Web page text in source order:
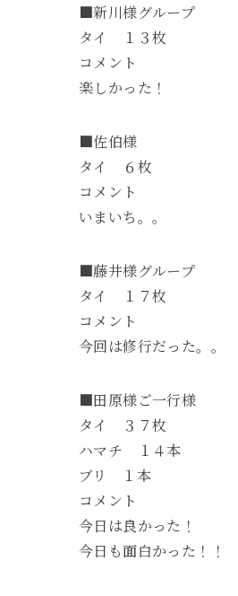
■新川様グループ
タイ １３枚
コメント
楽しかった！
■佐伯様
タイ ６枚
コメント
いまいち。。
■藤井様グループ
タイ １７枚
コメント
今回は修行だった。。
■田原様ご一行様
タイ ３７枚
ハマチ １４本
ブリ １本
コメント
今日は良かった！
今日も面白かった！！